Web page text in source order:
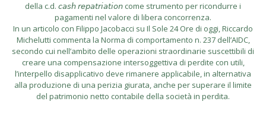
della c.d. 𝘤𝘢𝘴𝘩 𝘳𝘦𝘱𝘢𝘵𝘳𝘪𝘢𝘵𝘪𝘰𝘯 come strumento per ricondurre i
pagamenti nel valore di libera concorrenza.
In un articolo con Filippo Jacobacci su Il Sole 24 Ore di oggi, Riccardo
Michelutti commenta la Norma di comportamento n. 237 dell’AIDC,
secondo cui nell’ambito delle operazioni straordinarie suscettibili di
creare una compensazione intersoggettiva di perdite con utili,
l’interpello disapplicativo deve rimanere applicabile, in alternativa
alla produzione di una perizia giurata, anche per superare il limite
del patrimonio netto contabile della società in perdita.